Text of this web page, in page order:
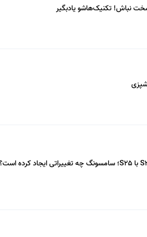
نباش! تکنیک‌هاشو یادبگیر